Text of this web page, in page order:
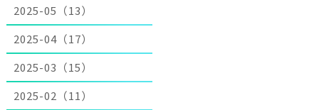
2025-05（13）
2025-04（17）
2025-03（15）
2025-02（11）